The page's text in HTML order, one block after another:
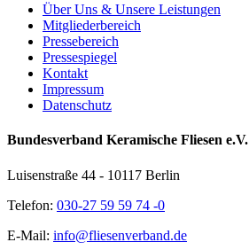
Über Uns & Unsere Leistungen
Mitgliederbereich
Pressebereich
Pressespiegel
Kontakt
Impressum
Datenschutz
Bundesverband Keramische Fliesen e.V.
Luisenstraße 44 - 10117 Berlin
Telefon: 030-27 59 59 74 -0
E-Mail: info@fliesenverband.de